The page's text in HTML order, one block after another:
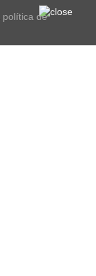
política de